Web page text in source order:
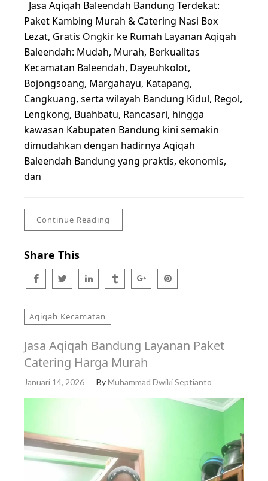
Jasa Aqiqah Baleendah Bandung Terdekat:
Paket Kambing Murah & Catering Nasi Box
Lezat, Gratis Ongkir ke Rumah Layanan Aqiqah
Baleendah: Mudah, Murah, Berkualitas
Kecamatan Baleendah, Dayeuhkolot,
Bojongsoang, Margahayu, Katapang,
Cangkuang, serta wilayah Bandung Kidul, Regol,
Lengkong, Buahbatu, Rancasari, hingga
kawasan Kabupaten Bandung kini semakin
dimudahkan dengan hadirnya Aqiqah
Baleendah Bandung yang praktis, ekonomis,
dan
Continue Reading
Share This
Aqiqah Kecamatan
Jasa Aqiqah Bandung Layanan Paket
Catering Harga Murah
Januari 14, 2026 ByMuhammad Dwiki Septianto